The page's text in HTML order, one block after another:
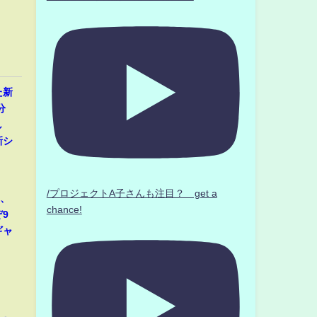
新
シ
9
ャ
/プロジェクトA子さんも注目？ get a
chance!